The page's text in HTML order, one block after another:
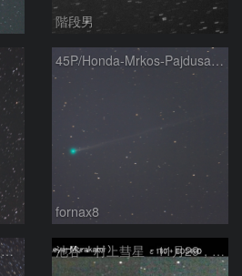
階段男
45P/Honda-Mrkos-Pajdusakova
fornax8
ハートレイ彗星（12月5日未明） 池谷・村上彗星 11月29，30日明け方